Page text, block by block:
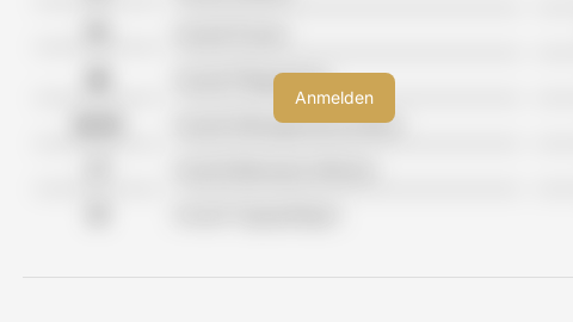
Anzahl Pflegeheime
Anzahl Wohngemeinschaften